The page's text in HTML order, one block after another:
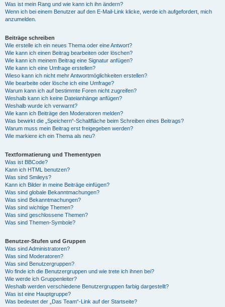
Was ist mein Rang und wie kann ich ihn ändern?
Wenn ich bei einem Benutzer auf den E-Mail-Link klicke, werde ich aufgefordert, mich
anzumelden.
Beiträge schreiben
Wie erstelle ich ein neues Thema oder eine Antwort?
Wie kann ich einen Beitrag bearbeiten oder löschen?
Wie kann ich meinem Beitrag eine Signatur anfügen?
Wie kann ich eine Umfrage erstellen?
Wieso kann ich nicht mehr Antwortmöglichkeiten erstellen?
Wie bearbeite oder lösche ich eine Umfrage?
Warum kann ich auf bestimmte Foren nicht zugreifen?
Weshalb kann ich keine Dateianhänge anfügen?
Weshalb wurde ich verwarnt?
Wie kann ich Beiträge den Moderatoren melden?
Was bewirkt die „Speichern“-Schaltfläche beim Schreiben eines Beitrags?
Warum muss mein Beitrag erst freigegeben werden?
Wie markiere ich ein Thema als neu?
Textformatierung und Thementypen
Was ist BBCode?
Kann ich HTML benutzen?
Was sind Smileys?
Kann ich Bilder in meine Beiträge einfügen?
Was sind globale Bekanntmachungen?
Was sind Bekanntmachungen?
Was sind wichtige Themen?
Was sind geschlossene Themen?
Was sind Themen-Symbole?
Benutzer-Stufen und Gruppen
Was sind Administratoren?
Was sind Moderatoren?
Was sind Benutzergruppen?
Wo finde ich die Benutzergruppen und wie trete ich ihnen bei?
Wie werde ich Gruppenleiter?
Weshalb werden verschiedene Benutzergruppen farbig dargestellt?
Was ist eine Hauptgruppe?
Was bedeutet der „Das Team“-Link auf der Startseite?